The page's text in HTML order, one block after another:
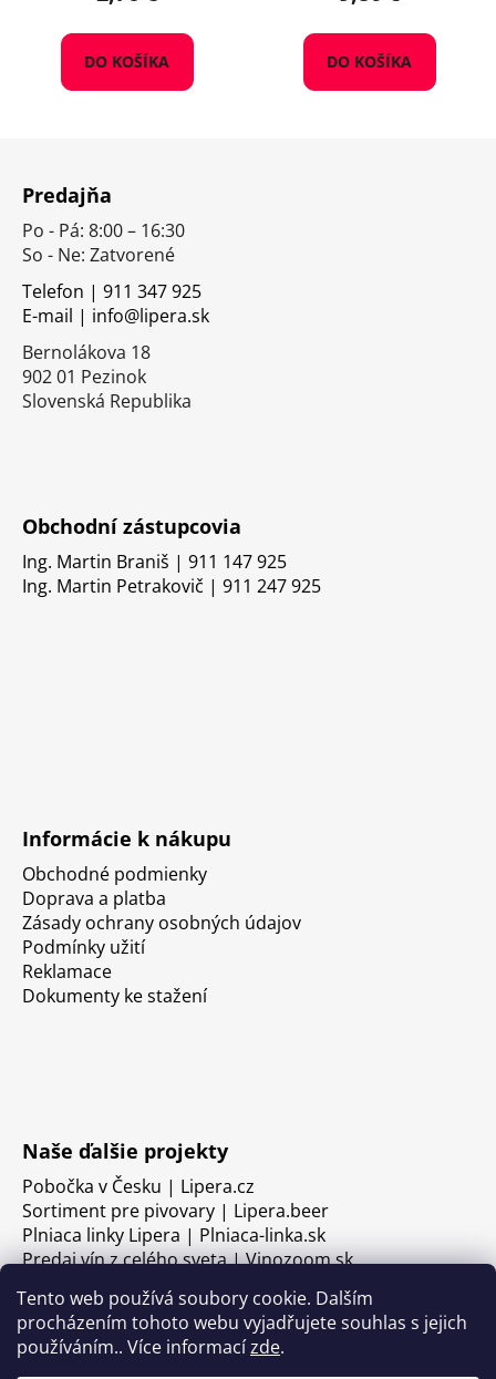
Tento web používá soubory cookie. Dalším
procházením tohoto webu vyjadřujete souhlas s jejich
používáním.. Více informacízde.
DO KOŠÍKA DO KOŠÍKA
Predajňa
Po - Pá: 8:00 – 16:30
So - Ne: Zatvorené
Telefon | 911 347 925
E-mail | info@lipera.sk
Bernolákova 18
902 01 Pezinok
Slovenská Republika
Obchodní zástupcovia
Ing. Martin Braniš | 911 147 925
Ing. Martin Petrakovič | 911 247 925
Informácie k nákupu
Obchodné podmienky
Doprava a platba
Zásady ochrany osobných údajov
Podmínky užití
Reklamace
Dokumenty ke stažení
Naše ďalšie projekty
Pobočka v Česku | Lipera.cz
Sortiment pre pivovary | Lipera.beer
Plniaca linky Lipera | Plniaca-linka.sk
Predaj vín z celého sveta | Vinozoom.sk